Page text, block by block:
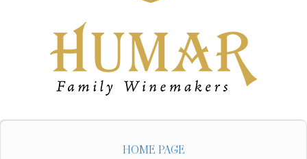
HOME PAGE